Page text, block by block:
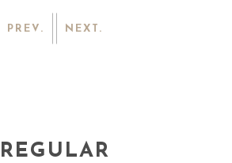
PREV. NEXT.
REGULAR